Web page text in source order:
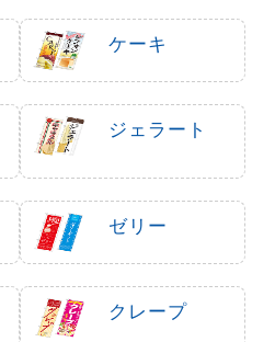
ケーキ
ジェラート
ゼリー
クレープ